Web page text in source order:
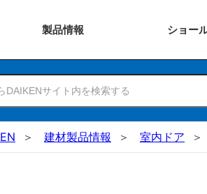
製品情報 ショー
建材製品情報 室内ドア